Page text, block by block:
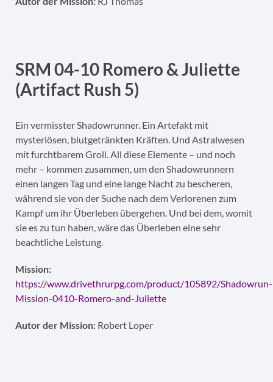
SRM 04-10 Romero & Juliette
(Artifact Rush 5)
Ein vermisster Shadowrunner. Ein Artefakt mit
mysteriösen, blutgetränkten Kräften. Und Astralwesen
mit furchtbarem Groll. All diese Elemente – und noch
mehr – kommen zusammen, um den Shadowrunnern
einen langen Tag und eine lange Nacht zu bescheren,
während sie von der Suche nach dem Verlorenen zum
Kampf um ihr Überleben übergehen. Und bei dem, womit
sie es zu tun haben, wäre das Überleben eine sehr
beachtliche Leistung.
Mission:
https://www.drivethrurpg.com/product/105892/Shadowrun-
Mission-0410-Romero-and-Juliette
Autor der Mission: Robert Loper